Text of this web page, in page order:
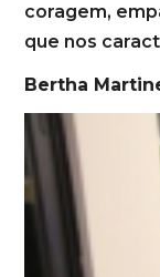
coragem,
que nos
Bertha